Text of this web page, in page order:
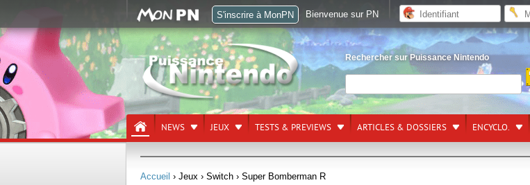
Rechercher sur Puissance Nintendo
NEWS JEUX TESTS & PREVIEWS ARTICLES & DOSSIERS ENCYCLO.
Accueil › Jeux › Switch › Super Bomberman R
S'inscrire à MonPN Bienvenue sur PN